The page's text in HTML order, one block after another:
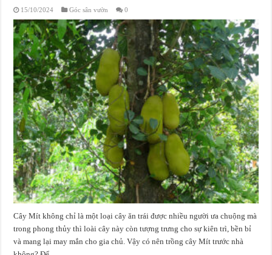
15/10/2024 Góc sân vườn 0
Cây Mít không chỉ là một loại cây ăn trái được nhiều người ưa chuộng mà
trong phong thủy thì loài cây này còn tượng trưng cho sự kiên trì, bền bỉ
và mang lại may mắn cho gia chủ. Vậy có nên trồng cây Mít trước nhà